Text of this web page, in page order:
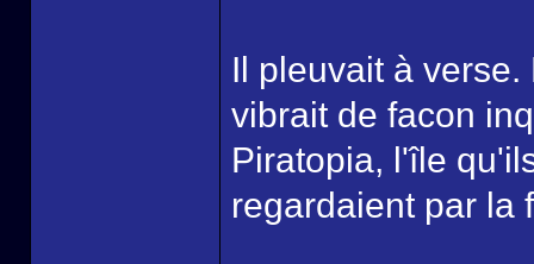
Il pleuvait à
vibrait de facon
Piratopia, l'île
regardaient par la